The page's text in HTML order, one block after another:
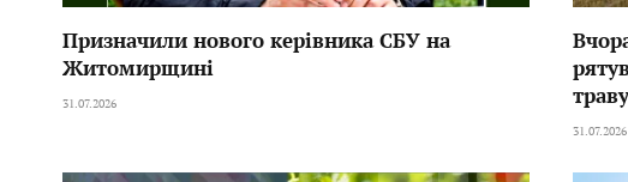
Призначили нового керівника СБУ на
Житомирщині
31.07.2026
31.07.2026